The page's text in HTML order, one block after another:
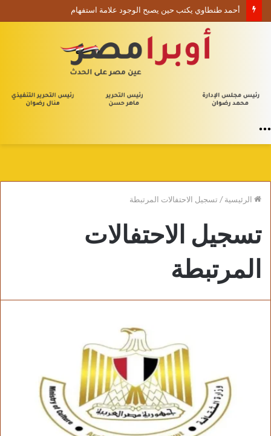
أحمد طنطاوي يكتب حين يصبح الوجود علامة استفهام
الرئيسية/تسجيل الاحتفالات المرتبطة
تسجيل الاحتفالات
المرتبطة